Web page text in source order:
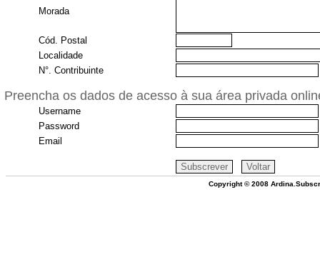
Morada
Cód. Postal
Localidade
N°. Contribuinte
Preencha os dados de acesso à sua área privada
Username
Password
Email
Copyright © 2008